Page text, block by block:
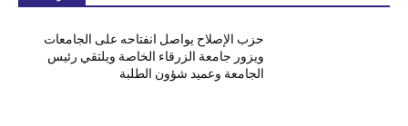
حزب الإصلاح يواصل انفتاحه على الجامعات
ويزور جامعة الزرقاء الخاصة ويلتقي رئيس
الجامعة وعميد شؤون الطلبة